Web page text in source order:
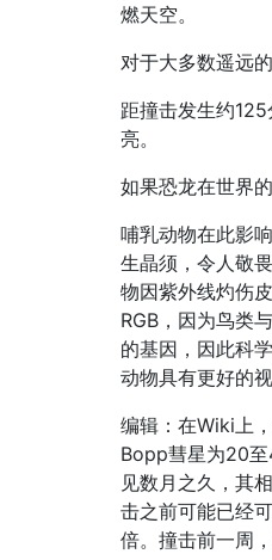
燃天空。
对于大多数遥远
距撞击发生约
亮。
如果恐龙在世界
哺乳动物在此影
生晶须，令人敬
物因紫外线灼伤
RGB，因为鸟类
的基因，因此科
动物具有更好的
编辑：在Wiki上
Bopp彗星为20
见数月之久，其
击之前可能已经
倍。撞击前一周